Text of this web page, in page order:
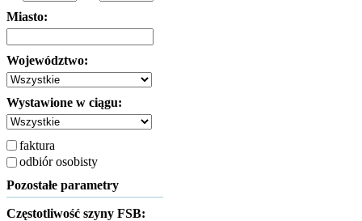
Miasto:
Województwo:
Wystawione w ciągu:
faktura
odbiór osobisty
Pozostałe parametry
Częstotliwość szyny FSB: